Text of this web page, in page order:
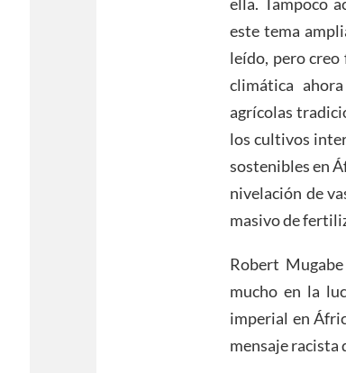
este tema
leído, pero
climática
agrícolas
los cultivos
sostenibles en
nivelación de
masivo de
Robert
mucho en la
imperial en
mensaje racista